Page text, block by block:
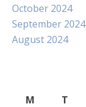
October 2024
September 2024
August 2024
M
T